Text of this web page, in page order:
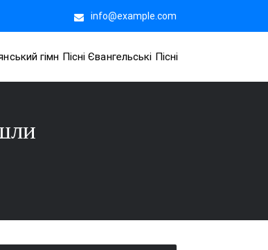
info@example.com
гімн Пісні Євангельські Пісні